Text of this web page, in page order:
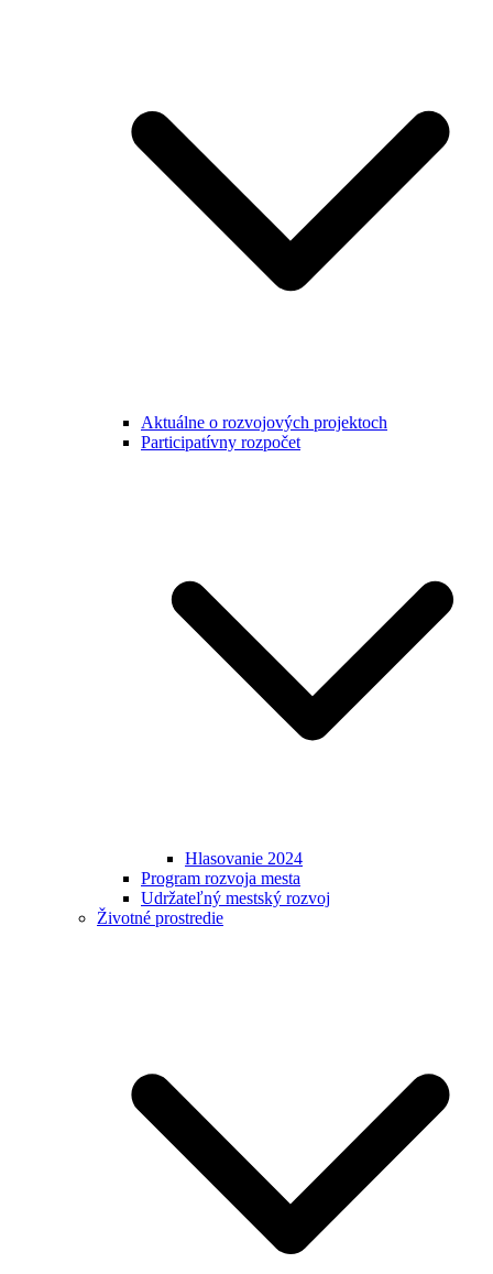
Aktuálne o rozvojových projektoch
Participatívny rozpočet
Hlasovanie 2024
Program rozvoja mesta
Udržateľný mestský rozvoj
Životné prostredie